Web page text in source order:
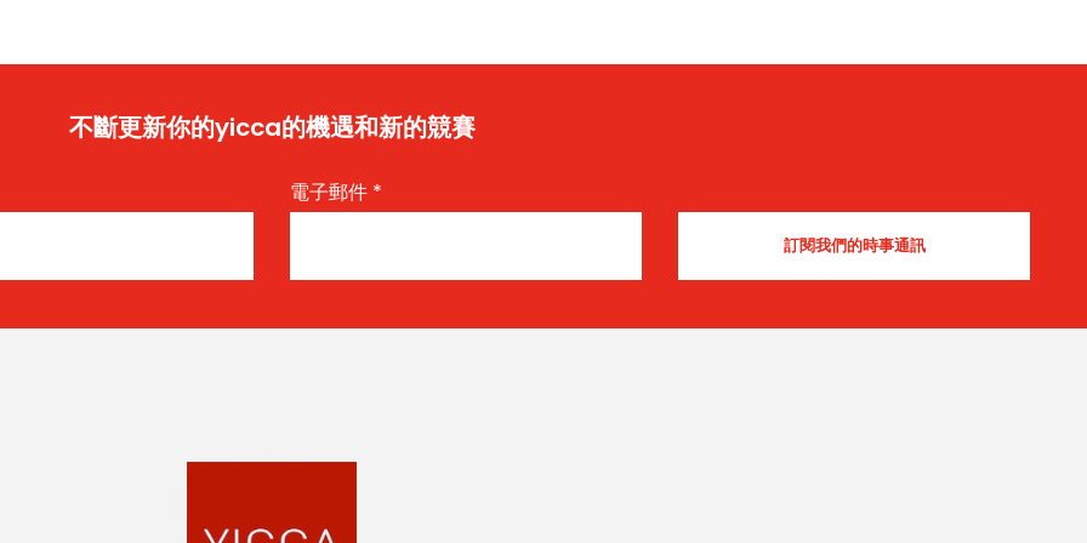
不斷更新你的yicca的機遇和新的競賽
電子郵件 *